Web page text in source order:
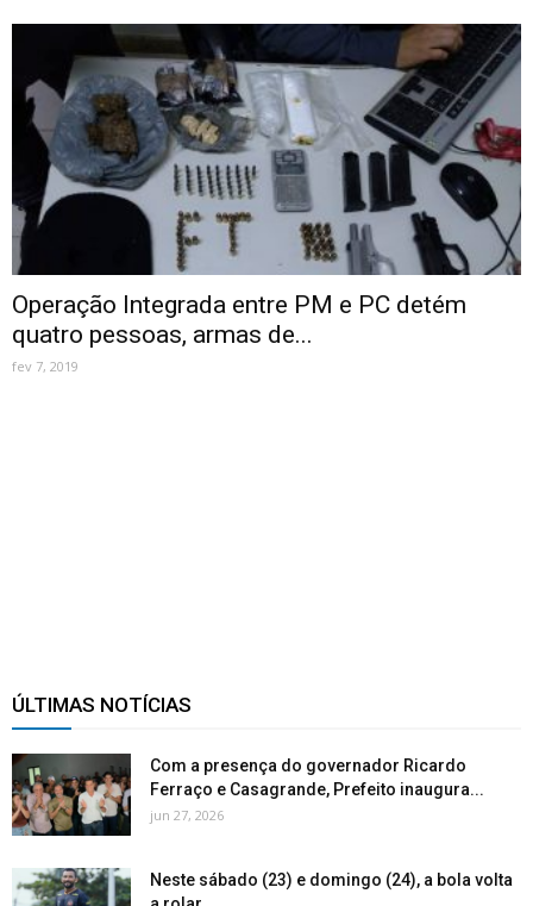
Operação Integrada entre PM e PC detém
quatro pessoas, armas de...
fev 7, 2019
ÚLTIMAS NOTÍCIAS
Com a presença do governador Ricardo
Ferraço e Casagrande, Prefeito inaugura...
jun 27, 2026
Neste sábado (23) e domingo (24), a bola volta